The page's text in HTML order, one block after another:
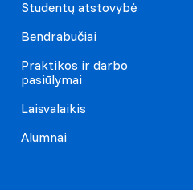
Studentų atstovybė
Bendrabučiai
Praktikos ir darbo
pasiūlymai
Laisvalaikis
Alumnai